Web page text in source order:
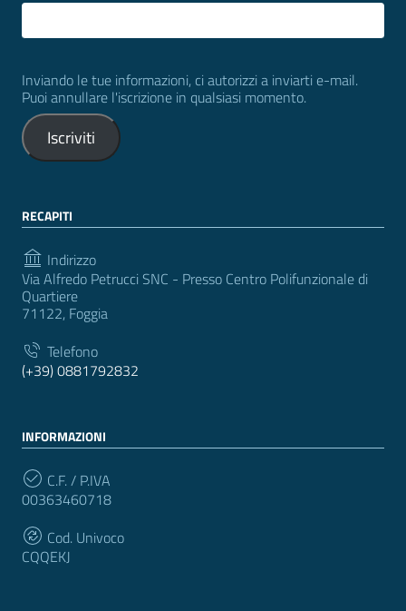
Inviando le tue informazioni, ci autorizzi a inviarti e-mail.
Puoi annullare l'iscrizione in qualsiasi momento.
Iscriviti
RECAPITI
Indirizzo
Via Alfredo Petrucci SNC - Presso Centro Polifunzionale di
Quartiere
71122, Foggia
Telefono
(+39) 0881792832
INFORMAZIONI
C.F. / P.IVA
00363460718
Cod. Univoco
CQQEKJ